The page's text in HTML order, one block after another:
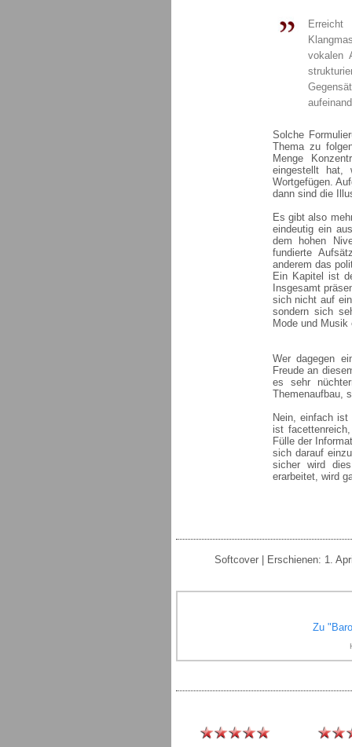
vokalen
Solche
Thema zu
Menge
eingestellt hat,
Wortgefügen.
dann sind die
Es gibt also
eindeutig ein
dem hohen
fundierte
anderem das
Ein Kapitel ist
Insgesamt
sich nicht auf
sondern sich
Mode und Musik
Wer dagegen
Freude an
es sehr
Themenaufbau,
Nein, einfach
ist
Fülle der
sich darauf
sicher wird
erarbeitet, wird
Softcover | Erschienen: 1.
Zu